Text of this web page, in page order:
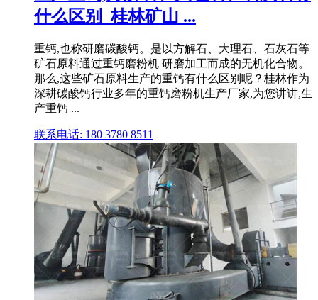
什么区别_桂林矿山 ...
重钙,也称研磨碳酸钙。是以方解石、大理石、石灰石等
矿石原料通过重钙磨粉机 研磨加工而成的无机化合物。
那么,这些矿石原料生产的重钙有什么区别呢？桂林作为
深耕碳酸钙行业多年的重钙磨粉机生产厂家,为您讲讲,生
产重钙 ...
联系电话: 180 3780 8511